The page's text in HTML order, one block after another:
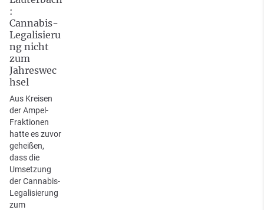
:
Cannabis-
Legalisieru
ng nicht
zum
Jahreswec
hsel
Aus Kreisen
der Ampel-
Fraktionen
hatte es zuvor
geheißen,
dass die
Umsetzung
der Cannabis-
Legalisierung
zum